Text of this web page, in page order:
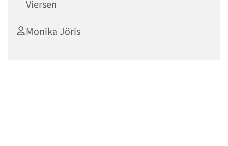
Viersen
Monika Jöris